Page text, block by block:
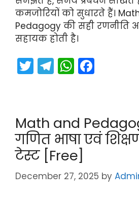
कमजोरियों को सुधारते हैं।
Pedagogy की सही रणनीति
सहायक होती है।
T
w
er
T
el
gr
a
m
W
h
ts
A
p
p
e
b
o
k
Math and
गणित भाषा एवं
टेस्ट [Free]
December 27, 2025 by